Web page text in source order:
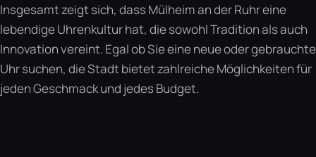
Insgesamt zeigt sich, dass Mülheim an der Ruhr eine
lebendige Uhrenkultur hat, die sowohl Tradition als auch
Innovation vereint. Egal ob Sie eine neue oder gebrauchte
Uhr suchen, die Stadt bietet zahlreiche Möglichkeiten für
jeden Geschmack und jedes Budget.